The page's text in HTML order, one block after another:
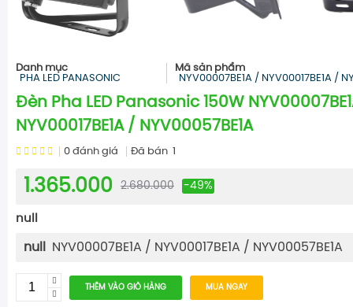
Danh mục
PHA LED PANASONIC
Mã sản phẩm
NYV00007BE1A / NYV00017BE1A /
Đèn Pha LED Panasonic 150W
NYV00017BE1A / NYV00057BE1A
0 đánh giá Đã bán 1
1.365.000 2.680.000 -49%
null
null NYV00007BE1A / NYV00017BE1A / NYV00057BE1A
THÊM VÀO GIỎ HÀNG MUA NGAY